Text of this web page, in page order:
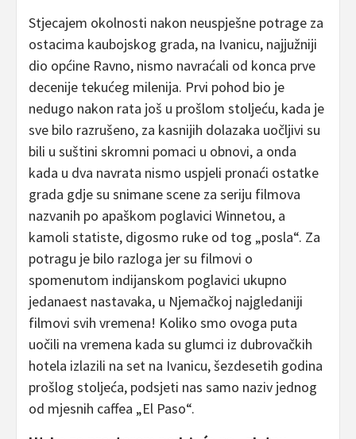
Stjecajem okolnosti nakon neuspješne potrage za
ostacima kaubojskog grada, na Ivanicu, najjužniji
dio općine Ravno, nismo navraćali od konca prve
decenije tekućeg milenija. Prvi pohod bio je
nedugo nakon rata još u prošlom stoljeću, kada je
sve bilo razrušeno, za kasnijih dolazaka uočljivi su
bili u suštini skromni pomaci u obnovi, a onda
kada u dva navrata nismo uspjeli pronaći ostatke
grada gdje su snimane scene za seriju filmova
nazvanih po apaškom poglavici Winnetou, a
kamoli statiste, digosmo ruke od tog „posla“. Za
potragu je bilo razloga jer su filmovi o
spomenutom indijanskom poglavici ukupno
jedanaest nastavaka, u Njemačkoj najgledaniji
filmovi svih vremena! Koliko smo ovoga puta
uočili na vremena kada su glumci iz dubrovačkih
hotela izlazili na set na Ivanicu, šezdesetih godina
prošlog stoljeća, podsjeti nas samo naziv jednog
od mjesnih caffea „El Paso“.